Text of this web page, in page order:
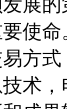
使
方
术